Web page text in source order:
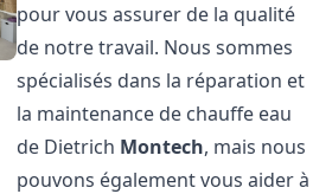
pour vous assurer de la qualité
de notre travail. Nous sommes
spécialisés dans la réparation et
la maintenance de chauffe eau
de Dietrich Montech, mais nous
pouvons également vous aider à